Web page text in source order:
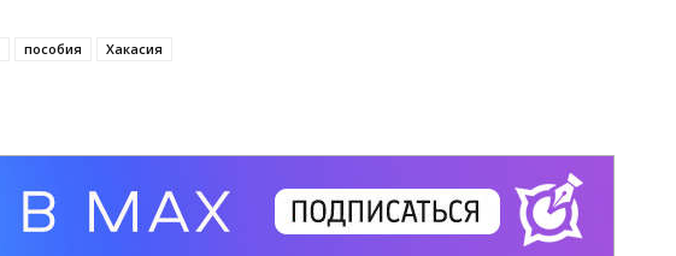
пособия Хакасия